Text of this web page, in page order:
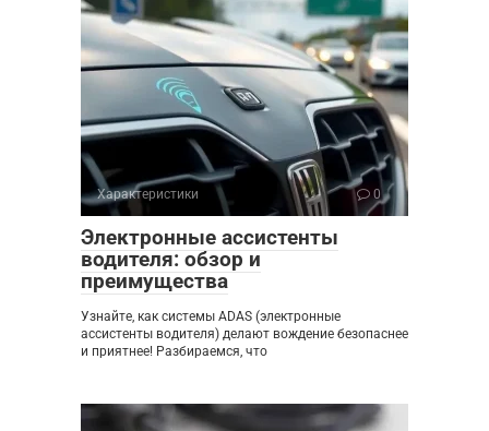
Характеристики 0
Электронные ассистенты
водителя: обзор и
преимущества
Узнайте, как системы ADAS (электронные
ассистенты водителя) делают вождение безопаснее
и приятнее! Разбираемся, что